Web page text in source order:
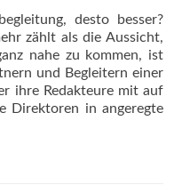
desto besser?
zählt als die Aussicht,
nahe zu kommen, ist
und Begleitern einer
ihre Redakteure mit auf
Direktoren in angeregte